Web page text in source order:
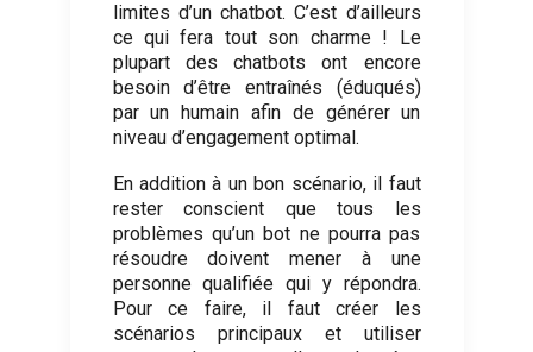
limites d’un chatbot. C’est d’ailleurs
ce qui fera tout son charme ! Le
plupart des chatbots ont encore
besoin d’être entraînés (éduqués)
par un humain afin de générer un
niveau d’engagement optimal.
En addition à un bon scénario, il faut
rester conscient que tous les
problèmes qu’un bot ne pourra pas
résoudre doivent mener à une
personne qualifiée qui y répondra.
Pour ce faire, il faut créer les
scénarios principaux et utiliser